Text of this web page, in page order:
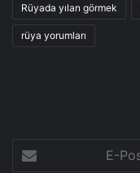
Rüyada yılan görmek
rüya yorumları
Posta